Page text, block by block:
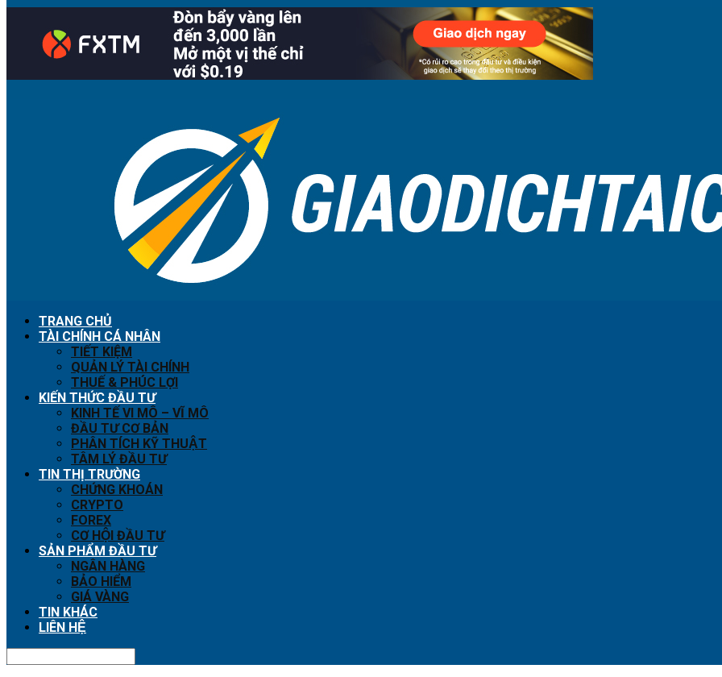
TRANG CHỦ
TÀI CHÍNH CÁ NHÂN
TIẾT KIỆM
QUẢN LÝ TÀI CHÍNH
THUẾ & PHÚC LỢI
KIẾN THỨC ĐẦU TƯ
KINH TẾ VI MÔ – VĨ MÔ
ĐẦU TƯ CƠ BẢN
PHÂN TÍCH KỸ THUẬT
TÂM LÝ ĐẦU TƯ
TIN THỊ TRƯỜNG
CHỨNG KHOÁN
CRYPTO
FOREX
CƠ HỘI ĐẦU TƯ
SẢN PHẨM ĐẦU TƯ
NGÂN HÀNG
BẢO HIỂM
GIÁ VÀNG
TIN KHÁC
LIÊN HỆ